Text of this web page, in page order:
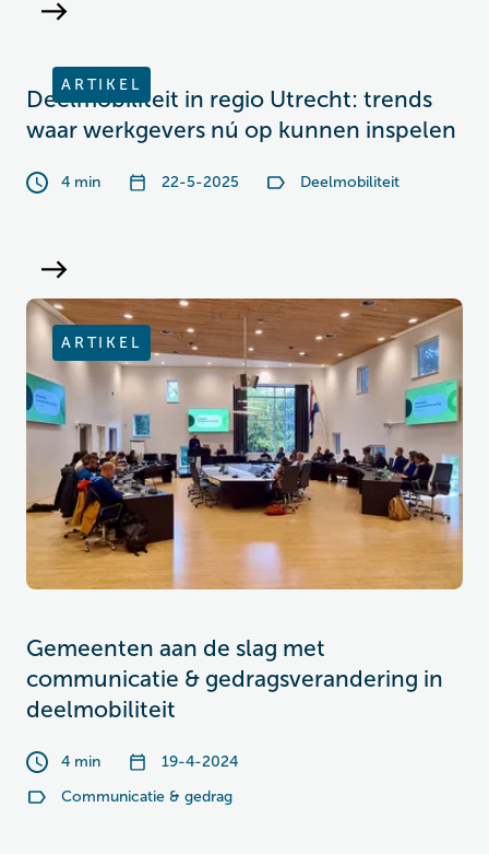
ARTIKEL
Deelmobiliteit in regio Utrecht: trends
waar werkgevers nú op kunnen inspelen
4 min 22-5-2025 Deelmobiliteit
ARTIKEL
Gemeenten aan de slag met
communicatie & gedragsverandering in
deelmobiliteit
4 min
19-4-2024
Communicatie & gedrag